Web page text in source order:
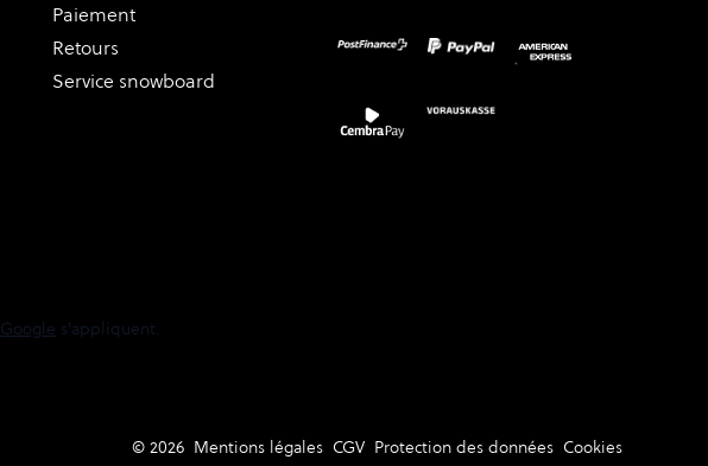
Paiement
Retours
Service snowboard
Google s'appliquent.
© 2026 Mentions légales CGV Protection des données Cookies